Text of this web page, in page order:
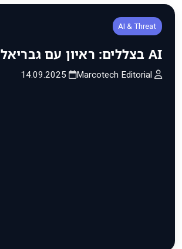
AI & Threat
AI בצללים: ראיון עם גבריאל מרקוס